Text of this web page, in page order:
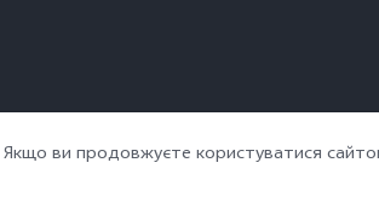
ви продовжуєте користуватися